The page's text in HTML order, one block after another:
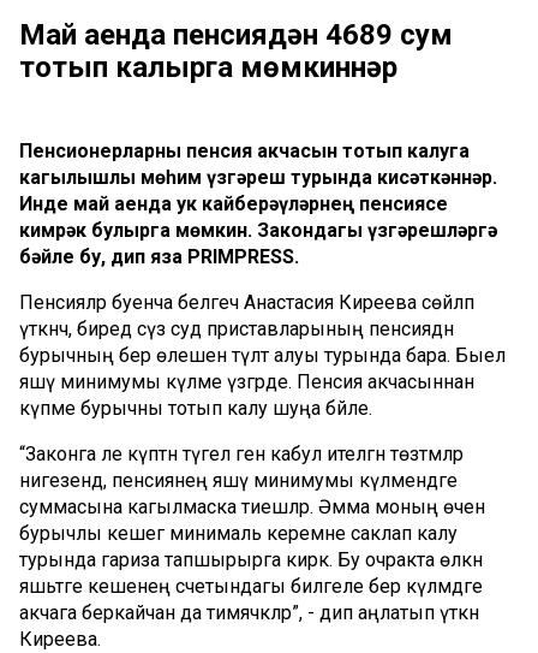
Май аенда пенсиядән 4689 сум
тотып калырга мөмкиннәр
Пенсионерларны пенсия акчасын тотып калуга
кагылышлы мөһим үзгәреш турында кисәткәннәр.
Инде май аенда ук кайберәүләрнең пенсиясе
кимрәк булырга мөмкин. Закондагы үзгәрешләргә
бәйле бу, дип яза PRIMPRESS.
Пенсияләр буенча белгеч Анастасия Киреева сөйләп
үткәнчә, биредә сүз суд приставларының пенсиядән
бурычның бер өлешен түләтә алуы турында бара. Быел
яшәү минимумы күләме үзгәрде. Пенсия акчасыннан
күпме бурычны тотып калу шуңа бәйле.
“Законга әле күптән түгел генә кабул ителгән төзәтмәләр
нигезендә, пенсиянең яшәү минимумы күләмендәге
суммасына кагылмаска тиешләр. Әмма моның өчен
бурычлы кешегә минималь керемне саклап калу
турында гариза тапшырырга кирәк. Бу очракта өлкән
яшьтәге кешенең счетындагы билгеле бер күләмдәге
акчага беркайчан да тимәячәкләр”, - дип аңлатып үткән
Киреева.